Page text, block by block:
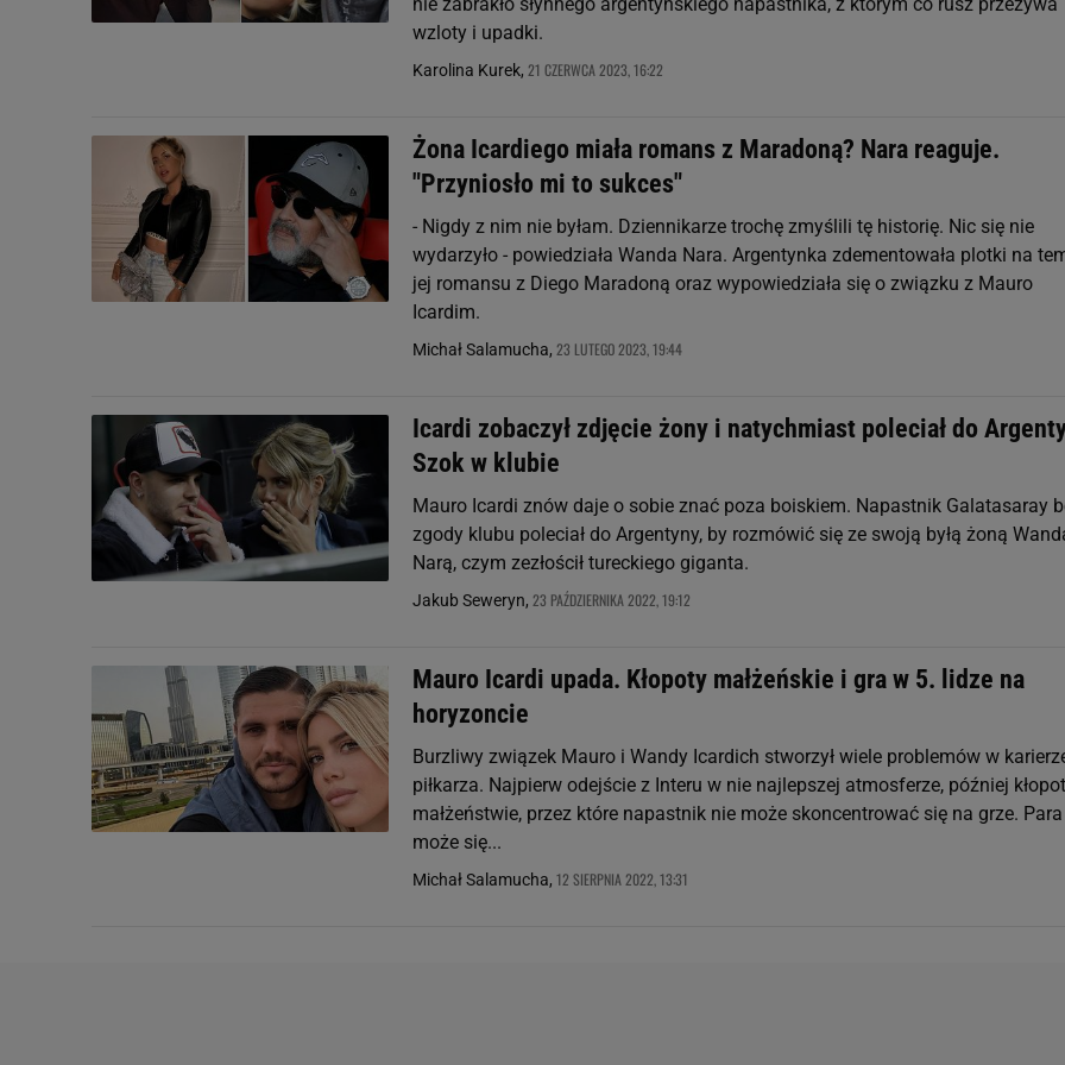
wzloty i upadki.
Karolina Kurek, 21 CZERWCA 2023, 16:22
Żona Icardiego miała romans z Maradoną? Nara reaguje.
"Przyniosło mi to sukces"
- Nigdy z nim nie byłam. Dziennikarze trochę zmyślili tę historię. Nic się nie
wydarzyło - powiedziała Wanda Nara. Argentynka zdementowała plotki na
jej romansu z Diego Maradoną oraz wypowiedziała się o związku z Mauro
Icardim.
Michał Salamucha, 23 LUTEGO 2023, 19:44
Icardi zobaczył zdjęcie żony i natychmiast poleciał do
Szok w klubie
Mauro Icardi znów daje o sobie znać poza boiskiem. Napastnik Galatasaray
zgody klubu poleciał do Argentyny, by rozmówić się ze swoją byłą żoną
Narą, czym zezłościł tureckiego giganta.
Jakub Seweryn, 23 PAŹDZIERNIKA 2022, 19:12
Mauro Icardi upada. Kłopoty małżeńskie i gra w 5. lidze na
horyzoncie
Burzliwy związek Mauro i Wandy Icardich stworzył wiele problemów w
piłkarza. Najpierw odejście z Interu w nie najlepszej atmosferze, później
małżeństwie, przez które napastnik nie może skoncentrować się na grze. Para
może się...
Michał Salamucha, 12 SIERPNIA 2022, 13:31